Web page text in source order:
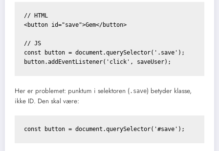
// HTML
<button id="save">Gem</button>
// JS
const button = document.querySelector('.save');
button.addEventListener('click', saveUser);
Her er problemet: punktum i selektoren (.save) betyder klasse,
ikke ID. Den skal være:
const button = document.querySelector('#save');